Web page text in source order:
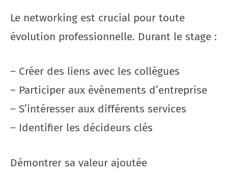
Le networking est crucial pour toute
évolution professionnelle. Durant le stage :
– Créer des liens avec les collègues
– Participer aux événements d’entreprise
– S’intéresser aux différents services
– Identifier les décideurs clés
Démontrer sa valeur ajoutée